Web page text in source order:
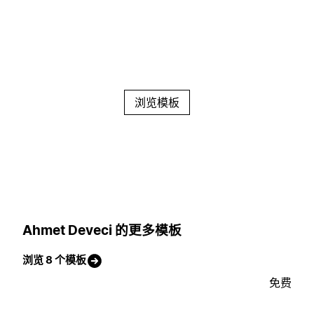
浏览模板
Ahmet Deveci 的更多模板
浏览 8 个模板
免费